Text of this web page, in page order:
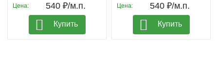
Цена: 540 ₽/м.п.
Купить
Цена: 540 ₽/м.п.
Купить